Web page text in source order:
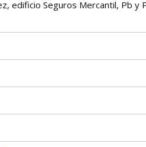
edificio Seguros Mercantil, Pb y